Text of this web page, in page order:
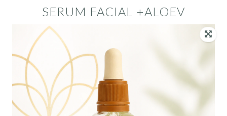
SERUM FACIAL +ALOEV